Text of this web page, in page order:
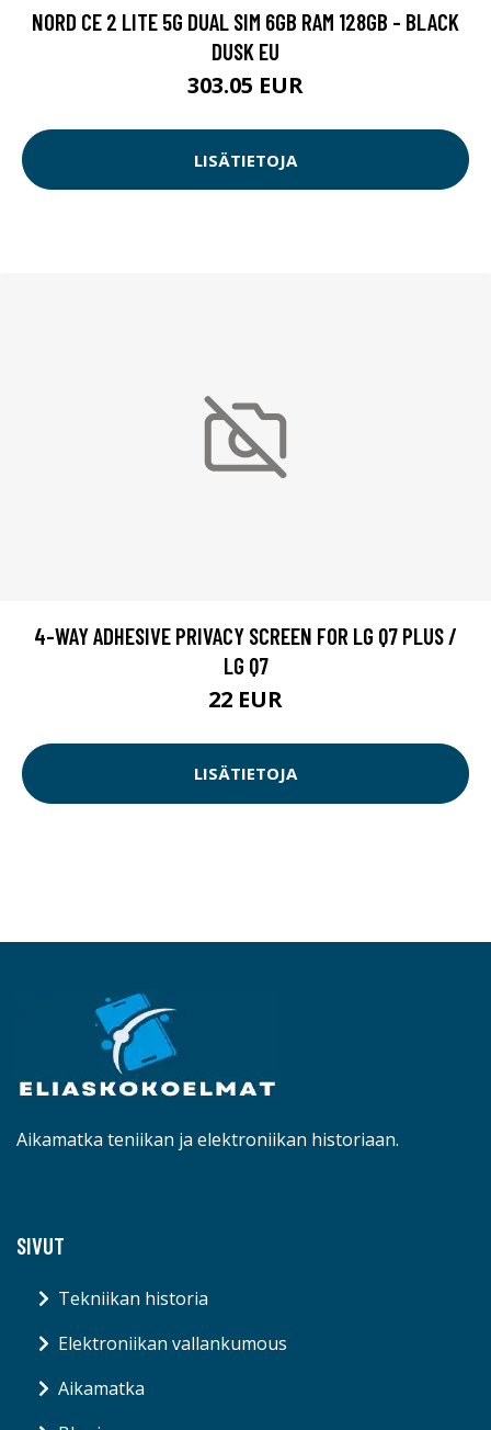
NORD CE 2 LITE 5G DUAL SIM 6GB RAM 128GB - BLACK
DUSK EU
303.05 EUR
LISÄTIETOJA
4-WAY ADHESIVE PRIVACY SCREEN FOR LG Q7 PLUS /
LG Q7
22 EUR
LISÄTIETOJA
Aikamatka teniikan ja elektroniikan historiaan.
SIVUT
Tekniikan historia
Elektroniikan vallankumous
Aikamatka